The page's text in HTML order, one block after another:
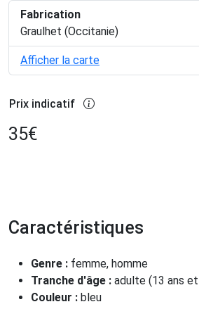
Fabrication
Graulhet (Occitanie)
Afficher la carte
Prix indicatif
35€
Caractéristiques
Genre : femme, homme
Tranche d'âge : adulte (13 ans
Couleur : bleu